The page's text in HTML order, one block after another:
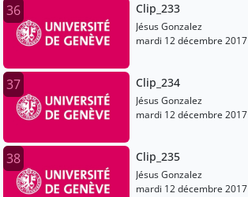
36 Clip_233
Jésus Gonzalez
mardi 12 décembre 2017
37 Clip_234
Jésus Gonzalez
mardi 12 décembre 2017
38 Clip_235
Jésus Gonzalez
mardi 12 décembre 2017